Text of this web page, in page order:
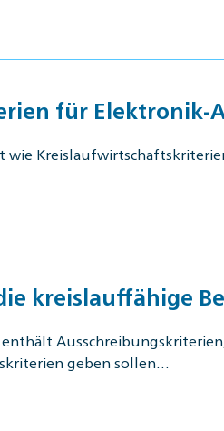
für Elektronik-
wie
kreislauffähige
geben sollen…